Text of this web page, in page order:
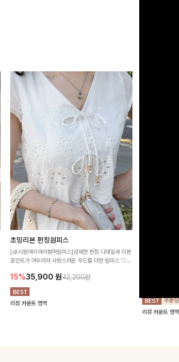
초밍리본 펀칭원피스
[🧊시원여리여리썸머원피스]섬세한 펀칭 디테일과 리본
포인트가 어우러져 사랑스러운 무드를 더한 원피스 🤍
출돼요 ✨
15%35,900 원42,200원
리뷰 카운트 영역
리뷰 카운트 영역